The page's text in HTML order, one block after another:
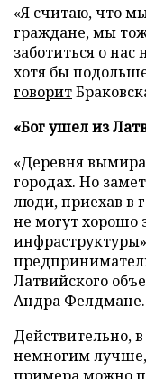
«Я считаю, что
граждане, мы
заботиться о
хотя бы
говорит
«Бог ушел из
«Деревня
городах. Но
люди, приехав в
не могут хорошо
Латвийского
Андра Фелдмане.
Действительно,
немногим лучше,